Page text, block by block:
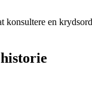
konsultere en